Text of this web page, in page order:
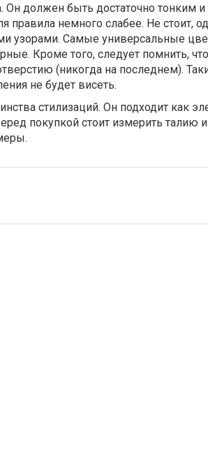
должен быть достаточно тонким и
правила немного слабее. Не стоит,
узорами. Самые универсальные
Кроме того, следует помнить,
(никогда на последнем).
не будет висеть.
стилизаций. Он подходит как
покупкой стоит измерить талию и